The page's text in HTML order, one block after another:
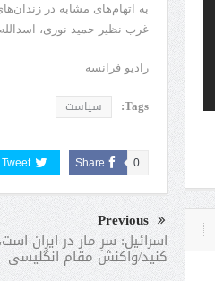
به اتهام‌های مشابه در
غرب نظیر حمید نوری،
رادیو فرانسه
Tags: سیاست
Share 0
Tweet
Previous
اسرائیل: سرِ مار در ایران
کنید/واکنش مقام انگلیسی